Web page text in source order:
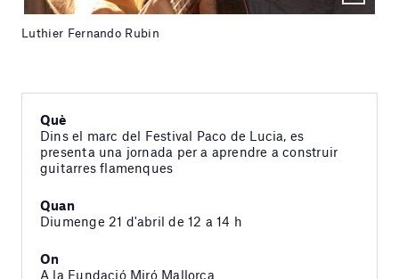
Luthier Fernando Rubin
Què
Dins el marc del Festival Paco de Lucia, es
presenta una jornada per a aprendre a construir
guitarres flamenques
Quan
Diumenge 21 d'abril de 12 a 14 h
On
A la Fundació Miró Mallorca